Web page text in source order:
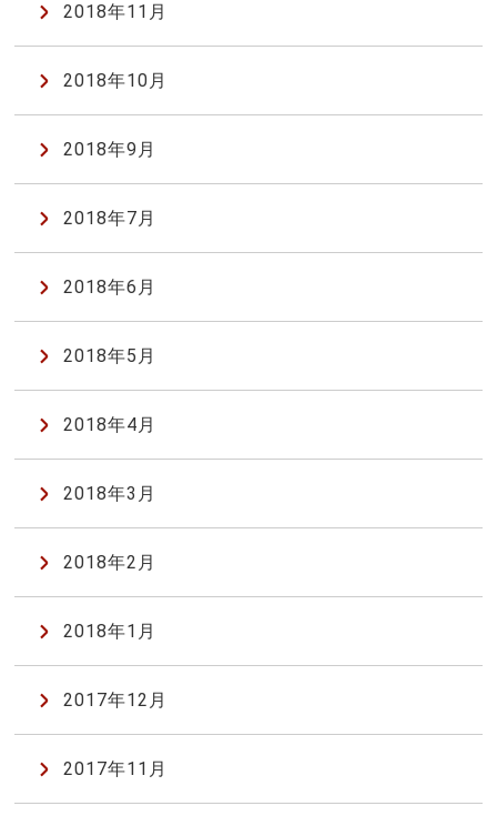
2018年11月
2018年10月
2018年9月
2018年7月
2018年6月
2018年5月
2018年4月
2018年3月
2018年2月
2018年1月
2017年12月
2017年11月